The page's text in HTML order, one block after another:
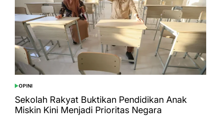
POSTED
IN
OPINI
Sekolah Rakyat Buktikan Pendidikan Anak
Miskin Kini Menjadi Prioritas Negara